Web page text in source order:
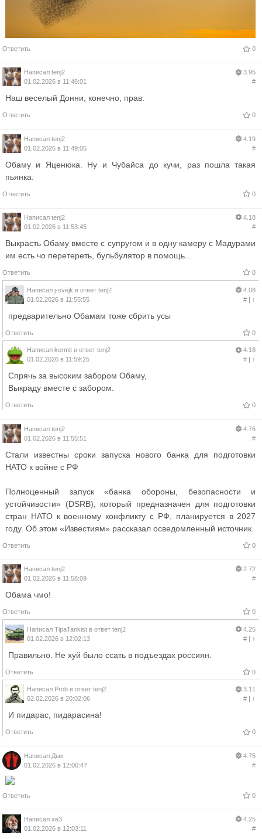
Ответить 0
Написал tenj2
01.02.2026 в 11:46:01
3.95
#
Наш веселый Донни, конечно, прав.
Ответить 0
Написал tenj2
01.02.2026 в 11:49:05
4.19
#
Обаму и Яценюка. Ну и Чубайса до кучи, раз пошла такая
пьянка.
Ответить 0
Написал tenj2
01.02.2026 в 11:53:45
4.18
#
Выкрасть Обаму вместе с супругом и в одну камеру с Мадурами
им есть чо перетереть, бульбулятор в помощь...
Ответить 0
Написал j-svejk в ответ tenj2
01.02.2026 в 11:55:55
4.08
#| ↑
предварительно Обамам тоже сбрить усы
Ответить 0
Написал kermit в ответ tenj2
01.02.2026 в 11:59:25
4.18
#| ↑
Спрячь за высоким забором Обаму,
Выкраду вместе с забором.
Ответить 0
Написал tenj2
01.02.2026 в 11:55:51
4.76
#
Стали известны сроки запуска нового банка для подготовки
НАТО к войне с РФ
Полноценный запуск «банка обороны, безопасности и
устойчивости» (DSRB), который предназначен для подготовки
стран НАТО к военному конфликту с РФ, планируется в 2027
году. Об этом «Известиям» рассказал осведомленный источник.
Ответить 0
Написал tenj2
01.02.2026 в 11:58:09
2.72
#
Обама чмо!
Ответить 0
Написал TipaTankist в ответ tenj2
01.02.2026 в 12:02:13
4.25
#| ↑
Правильно. Не хуй было ссать в подъездах россиян.
Ответить 0
Написал Prob в ответ tenj2
02.02.2026 в 20:02:06
3.11
#| ↑
И пидарас, пидарасина!
Ответить 0
Написал Дык
01.02.2026 в 12:00:47
4.75
#
Ответить 0
Написал xe3
01.02.2026 в 12:03:11
4.25
#